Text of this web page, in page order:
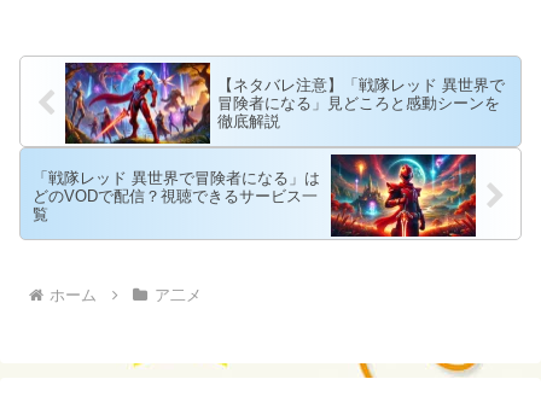
【ネタバレ注意】「戦隊レッド 異世界で
冒険者になる」見どころと感動シーンを
徹底解説
「戦隊レッド 異世界で冒険者になる」は
どのVODで配信？視聴できるサービス一
覧
ホーム ア二メ